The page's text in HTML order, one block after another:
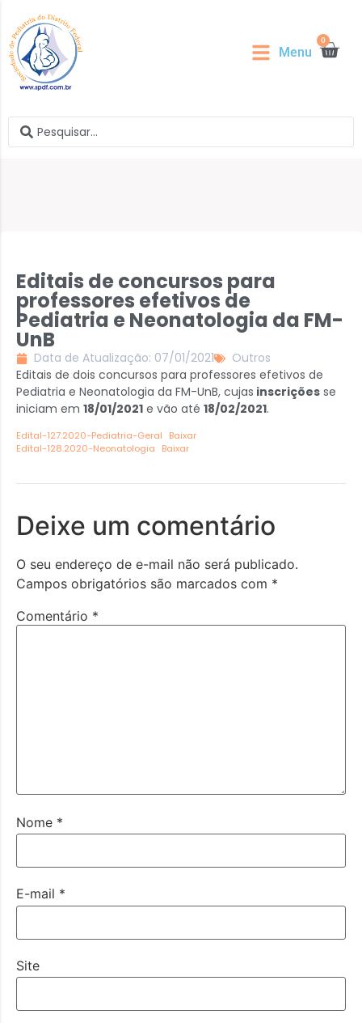
0
Menu
Editais de concursos para
professores efetivos de
Pediatria e Neonatologia da FM-
UnB
Data de Atualização: 07/01/2021
Outros
Editais de dois concursos para professores efetivos de
Pediatria e Neonatologia da FM-UnB, cujas inscrições se
iniciam em 18/01/2021 e vão até 18/02/2021.
Edital-127.2020-Pediatria-Geral
Baixar
Edital-128.2020-Neonatologia
Baixar
Deixe um comentário
O seu endereço de e-mail não será publicado.
Campos obrigatórios são marcados com *
Comentário *
Nome *
E-mail *
Site